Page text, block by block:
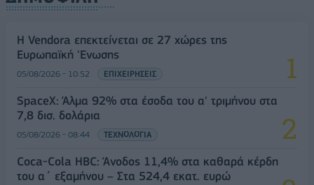
Η Vendora επεκτείνεται σε 27 χώρες της
Ευρωπαϊκή 'Ενωσης
05/08/2026 - 10:52 ΕΠΙΧΕΙΡΗΣΕΙΣ
SpaceX: Άλμα 92% στα έσοδα του α' τριμήνου στα
7,8 δισ. δολάρια
05/08/2026 - 08:44 ΤΕΧΝΟΛΟΓΙΑ
Coca-Cola HBC: Άνοδος 11,4% στα καθαρά κέρδη
του α΄ εξαμήνου – Στα 524,4 εκατ. ευρώ